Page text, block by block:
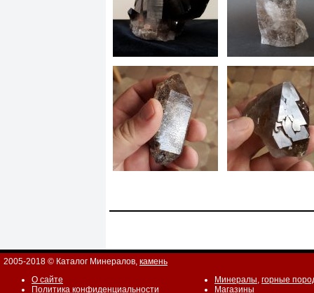
2005-2018 © Каталог Минералов, камень
О сайте
Политика конфиденциальности
Минералы, горные
Магазины